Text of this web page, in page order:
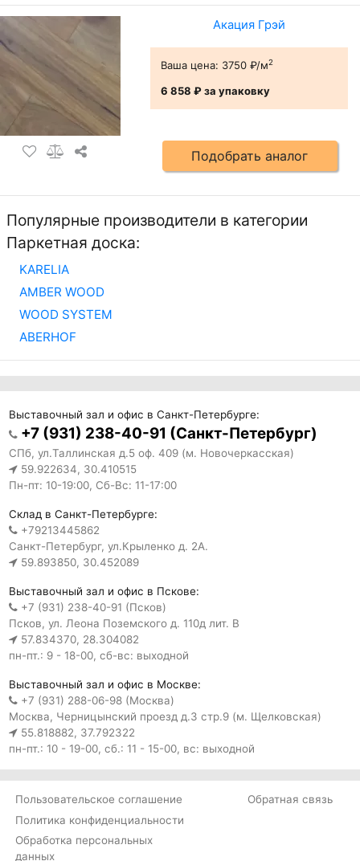
Акация Грэй
Ваша цена: 3750 ₽/м2
6 858 ₽за упаковку
Подобрать аналог
Популярные производители в категории
Паркетная доска:
KARELIA
AMBER WOOD
WOOD SYSTEM
ABERHOF
Выставочный зал и офис в Санкт-Петербурге:
+7 (931) 238-40-91 (Санкт-Петербург)
СПб, ул.Таллинская д.5 оф. 409 (м. Новочеркасская)
59.922634, 30.410515
Пн-пт: 10-19:00, Сб-Вс: 11-17:00
Склад в Санкт-Петербурге:
+79213445862
Санкт-Петербург, ул.Крыленко д. 2А.
59.893850, 30.452089
Выставочный зал и офис в Пскове:
+7 (931) 238-40-91 (Псков)
Псков, ул. Леона Поземского д. 110д лит. В
57.834370, 28.304082
пн-пт.: 9 - 18-00, сб-вс: выходной
Выставочный зал и офис в Москве:
+7 (931) 288-06-98 (Москва)
Москва, Черницынский проезд д.3 стр.9 (м. Щелковская)
55.818882, 37.792322
пн-пт.: 10 - 19-00, сб.: 11 - 15-00, вс: выходной
Пользовательское соглашение
Политика конфиденциальности
Обработка персональных
данных
Обратная связь